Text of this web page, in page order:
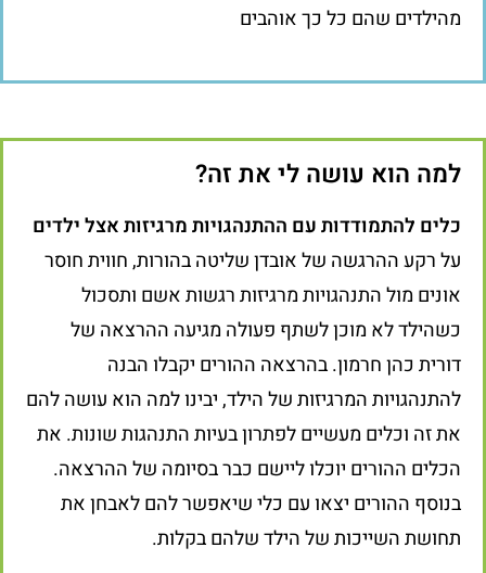
מהילדים שהם כל כך אוהבים
למה הוא עושה לי את זה?
כלים להתמודדות עם ההתנהגויות מרגיזות אצל ילדים
על רקע ההרגשה של אובדן שליטה בהורות, חווית חוסר
אונים מול התנהגויות מרגיזות רגשות אשם ותסכול
כשהילד לא מוכן לשתף פעולה מגיעה ההרצאה של
דורית כהן חרמון. בהרצאה ההורים יקבלו הבנה
להתנהגויות המרגיזות של הילד, יבינו למה הוא עושה להם
את זה וכלים מעשיים לפתרון בעיות התנהגות שונות. את
הכלים ההורים יוכלו ליישם כבר בסיומה של ההרצאה.
בנוסף ההורים יצאו עם כלי שיאפשר להם לאבחן את
תחושת השייכות של הילד שלהם בקלות.